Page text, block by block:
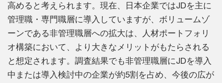
高めると考えられます。現在、日本企業ではJDを主に
管理職・専門職層に導入していますが、ボリュームゾ
ーンである非管理職層への拡大は、人材ポートフォリ
オ構築において、より大きなメリットがもたらされる
と想定されます。調査結果でも非管理職層にJDを導入
中または導入検討中の企業が約5割を占め、今後の広が